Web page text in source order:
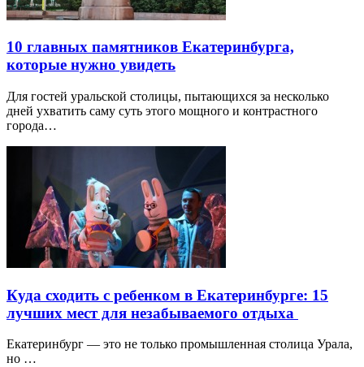
10 главных памятников Екатеринбурга,
которые нужно увидеть
Для гостей уральской столицы, пытающихся за несколько
дней ухватить саму суть этого мощного и контрастного
города…
Куда сходить с ребенком в Екатеринбурге: 15
лучших мест для незабываемого отдыха
Екатеринбург — это не только промышленная столица Урала,
но …